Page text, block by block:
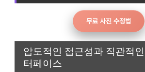
무료 사진 수정법
압도적인 접근성과 직관적
터페이스